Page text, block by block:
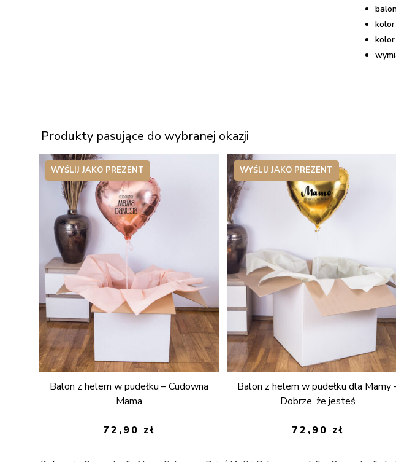
kolor
Produkty pasujące do wybranej okazji
WYŚLIJ JAKO PREZENT
Balon z helem w pudełku – Cudowna
Mama
72,90 zł
WYŚLIJ JAKO PREZENT
Balon z helem w pudełku dla Mamy
Dobrze, że jesteś
72,90 zł